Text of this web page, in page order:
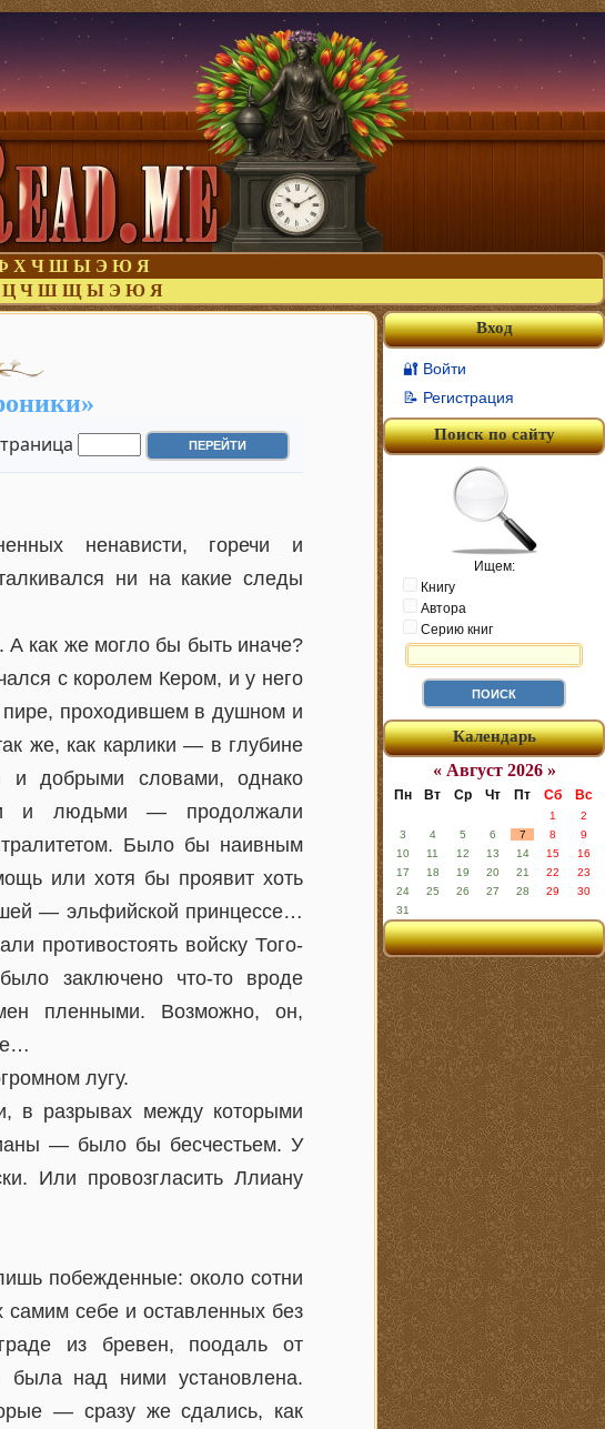
Х Ч Ш Ы Э Ю Я
Ц Ч Ш Щ Ы Э Ю Я
ненависти, горечи и
ни на какие следы
А как же могло бы быть иначе?
с королем Кером, и у него
пире, проходившем в душном и
же, как карлики — в глубине
и добрыми словами, однако
и людьми — продолжали
Было бы наивным
или хотя бы проявит хоть
— эльфийской принцессе…
противостоять войску Того-
заключено что-то вроде
пленными. Возможно, он,
лугу.
в разрывах между которыми
— было бы бесчестьем. У
Или провозгласить Ллиану
побежденные: около сотни
себе и оставленных без
из бревен, поодаль от
была над ними установлена.
— сразу же сдались, как
Вход
🔐 Войти
📝 Регистрация
Поиск по сайту
Ищем:
Книгу
Автора
Серию книг
Календарь
« Август 2026 »
Пн Вт Ср Чт Пт Сб Вс
1
2
3
4 5 6 7 8
9
10
11 12 13 14 15
16
17
18 19 20 21 22
23
24
25 26 27 28 29
30
31